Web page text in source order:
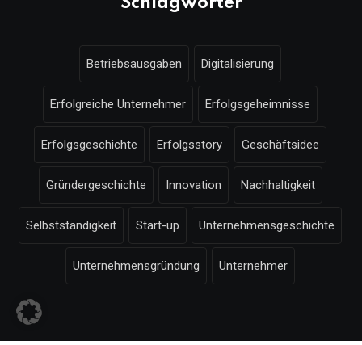
Betriebsausgaben Digitalisierung
Erfolgreiche Unternehmer Erfolgsgeheimnisse
Erfolgsgeschichte Erfolgsstory Geschäftsidee
Gründergeschichte Innovation Nachhaltigkeit
Selbstständigkeit Start-up Unternehmensgeschichte
Unternehmensgründung Unternehmer